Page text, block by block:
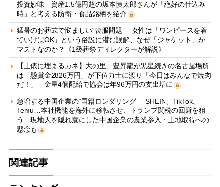
投資妙味 資産1.5億円超の坂本慎太郎さんが「絶好の仕込み
時」と考える防衛・食品銘柄を紹介
猛暑のお葬式で悩ましい“喪服問題” 女性は「ワンピースを着
ていけばOK」という俗説に潜む誤解、なぜ「ジャケット」が
マストなのか？《1級葬祭ディレクターが解説》
【土俵に埋まるカネ】大の里、豊昇龍が黒星続きの名古屋場所
は「懸賞金2826万円」が下位力士に渡り「今日はみんなで焼肉
だ！」 金星4個配給で協会は年96万円の支出増に
急増する中国企業の“国籍ロンダリング” SHEIN、TikTok、
Temu…本社機能を海外に移転させ、トランプ関税の回避を狙
う 現地人を隠れ蓑にした中国企業の農業参入・土地取得への
懸念も
関連記事